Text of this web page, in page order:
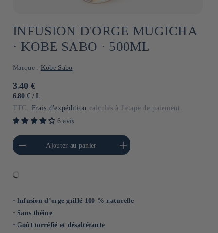
INFUSION D'ORGE MUGICHA
⋅ KOBE SABO ⋅ 500ML
Marque : Kobe Sabo
Prix
habituel
3.40 €
PRIX
6.80 € / PAR
L
TTC. Frais d'expédition calculés à l'étape de paiement.
6 avis
quantité de Default
Title
Ajouter au panier
Augmenter la quantité de
Default Title
⋅ Infusion d’orge grillé 100 % naturelle
⋅ Sans théine
⋅ Goût torréfié et désaltérante